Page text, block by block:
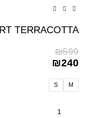
TERRACOTTA
₪599
₪240
M
S